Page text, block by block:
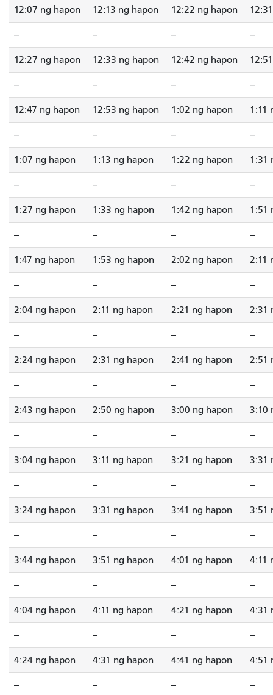
12:07 ng hapon 12:13 ng hapon 12:22 ng hapon
-- -- -- --
12:27 ng hapon 12:33 ng hapon 12:42 ng hapon
-- -- -- --
12:47 ng hapon 12:53 ng hapon 1:02 ng hapon 1:11
-- -- -- --
1:07 ng hapon 1:13 ng hapon 1:22 ng hapon 1:31
-- -- -- --
1:27 ng hapon 1:33 ng hapon 1:42 ng hapon 1:51
-- -- -- --
1:47 ng hapon 1:53 ng hapon 2:02 ng hapon 2:11
-- -- -- --
2:04 ng hapon 2:11 ng hapon 2:21 ng hapon 2:31
-- -- -- --
2:24 ng hapon 2:31 ng hapon 2:41 ng hapon 2:51
-- -- -- --
2:43 ng hapon 2:50 ng hapon 3:00 ng hapon 3:10
-- -- -- --
3:04 ng hapon 3:11 ng hapon 3:21 ng hapon 3:31
-- -- -- --
3:24 ng hapon 3:31 ng hapon 3:41 ng hapon 3:51
-- -- -- --
3:44 ng hapon 3:51 ng hapon 4:01 ng hapon 4:11
-- -- -- --
4:04 ng hapon 4:11 ng hapon 4:21 ng hapon 4:31
-- -- -- --
4:24 ng hapon 4:31 ng hapon 4:41 ng hapon 4:51
-- -- -- --